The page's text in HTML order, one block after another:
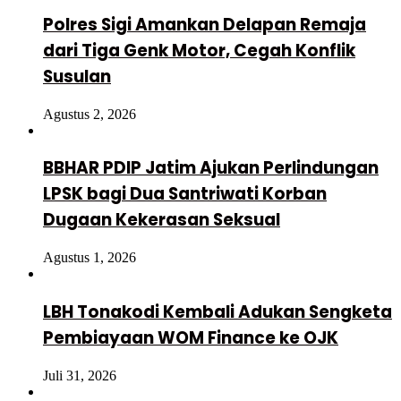
Polres Sigi Amankan Delapan Remaja
dari Tiga Genk Motor, Cegah Konflik
Susulan
Agustus 2, 2026
BBHAR PDIP Jatim Ajukan Perlindungan
LPSK bagi Dua Santriwati Korban
Dugaan Kekerasan Seksual
Agustus 1, 2026
LBH Tonakodi Kembali Adukan Sengketa
Pembiayaan WOM Finance ke OJK
Juli 31, 2026